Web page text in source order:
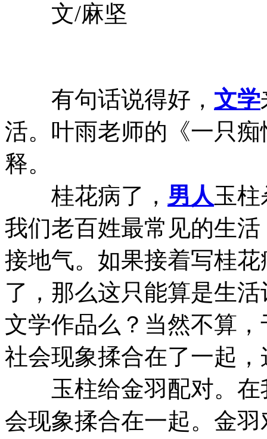
文/麻坚
有句话说得好， 文学
活。叶雨老师的《一只
释。
桂花病了， 男人玉
我们老百姓最常见的生
接地气。如果接着写桂
了，那么这只能算是生
文学作品么？当然不算
社会现象揉合在了一起，
玉柱给金羽配对。在
会现象揉合在一起。金